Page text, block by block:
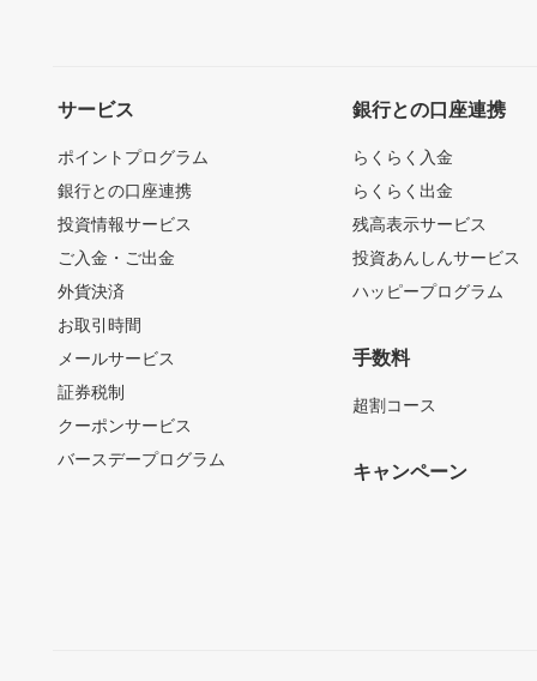
サービス
ポイントプログラム
銀行との口座連携
投資情報サービス
ご入金・ご出金
外貨決済
お取引時間
メールサービス
証券税制
クーポンサービス
バースデープログラム
銀行との口座連携
らくらく入金
らくらく出金
残高表示サービス
投資あんしんサービス
ハッピープログラム
手数料
超割コース
キャンペーン